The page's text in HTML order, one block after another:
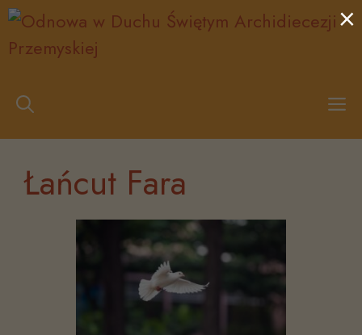
Przejdź
treści
Łańcut Fara
×